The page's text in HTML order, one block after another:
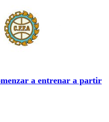
a entrenar a partir